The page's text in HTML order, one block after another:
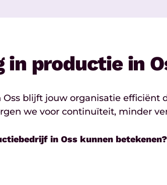
productie in
blijft jouw organisatie
we voor continuïteit, minder
in Oss kunnen betekenen?